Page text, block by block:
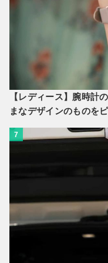
【レディース】腕時計
まなデザインのものを
7